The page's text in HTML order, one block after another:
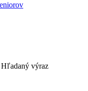
Hľadaný výraz